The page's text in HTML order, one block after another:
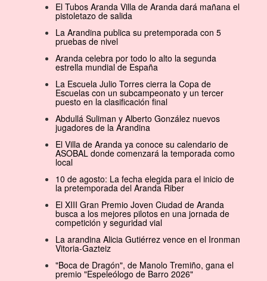
El Tubos Aranda Villa de Aranda dará mañana el
pistoletazo de salida
La Arandina publica su pretemporada con 5
pruebas de nivel
Aranda celebra por todo lo alto la segunda
estrella mundial de España
La Escuela Julio Torres cierra la Copa de
Escuelas con un subcampeonato y un tercer
puesto en la clasificación final
Abdullá Suliman y Alberto González nuevos
jugadores de la Arandina
El Villa de Aranda ya conoce su calendario de
ASOBAL donde comenzará la temporada como
local
10 de agosto: La fecha elegida para el inicio de
la pretemporada del Aranda Riber
El XIII Gran Premio Joven Ciudad de Aranda
busca a los mejores pilotos en una jornada de
competición y seguridad vial
La arandina Alicia Gutiérrez vence en el Ironman
Vitoria-Gazteiz
"Boca de Dragón", de Manolo Tremiño, gana el
premio "Espeleólogo de Barro 2026"